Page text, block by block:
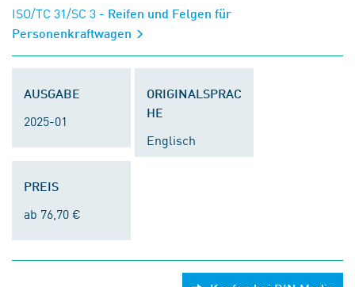
ISO/TC 31/SC 3 - Reifen und Felgen für
Personenkraftwagen
AUSGABE
2025-01
ORIGINALSPRAC
HE
Englisch
PREIS
ab 76,70 €